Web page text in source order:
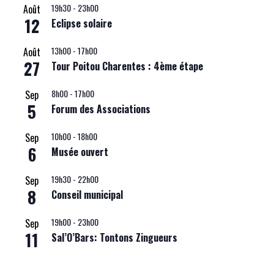
Août
12
19h30- 23h00
Eclipse solaire
Août
27
13h00-17h00
Tour Poitou Charentes : 4ème étape
Sep
5
8h00-17h00
Forum des Associations
Sep
6
10h00-18h00
Musée ouvert
Sep
8
19h30- 22h00
Conseil municipal
Sep
11
19h00- 23h00
Sal’O’Bars: Tontons Zingueurs